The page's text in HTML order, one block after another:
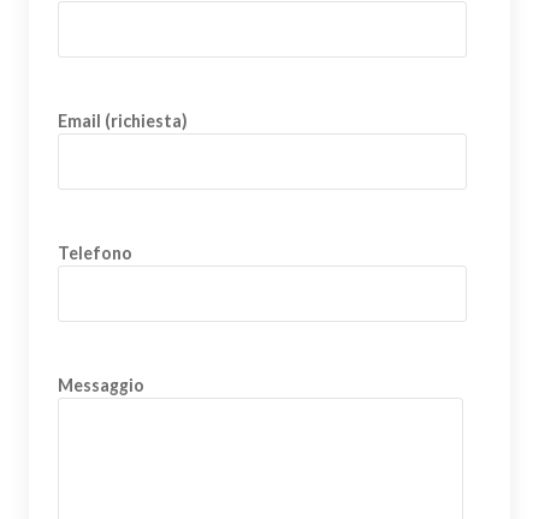
Email (richiesta)
Telefono
Messaggio